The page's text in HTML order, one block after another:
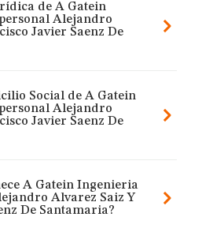
de A Gatein
Alejandro
Javier Saenz De
Social de A Gatein
Alejandro
Javier Saenz De
A Gatein Ingenieria
Alvarez Saiz Y
De Santamaria?